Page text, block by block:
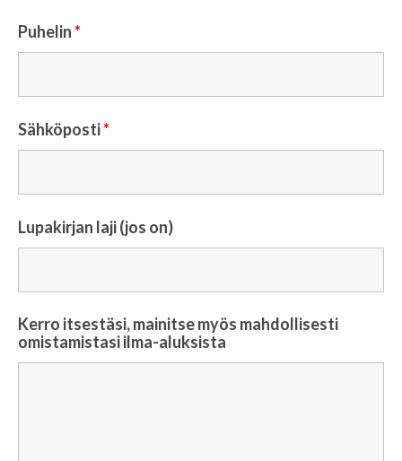
Puhelin*
Sähköposti*
Lupakirjan laji (jos on)
Kerro itsestäsi, mainitse myös mahdollisesti
omistamistasi ilma-aluksista